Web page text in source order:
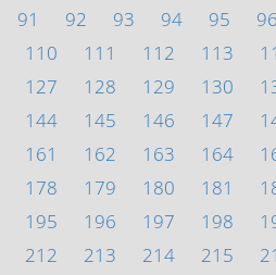
91 92 93 94 95 96
110 111 112 113
127 128 129 130
144 145 146 147
161 162 163 164
178 179 180 181
195 196 197 198
212 213 214 215